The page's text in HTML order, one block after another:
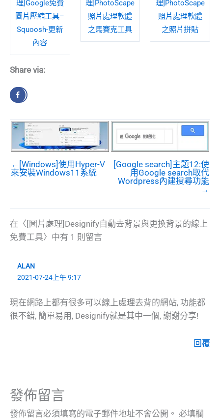
理]Google免費
圖片壓縮工具–
Squoosh-更新
內容
理]PhotoScape
照片處理軟體
之馬賽克工具
理]PhotoScape
照片處理軟體
之照片拼貼
Share via:
←[Windows]使用Hyper-V
來安裝Windows11系統
[Google search]主題12:使
用Google search取代
Wordpress內建搜尋功能
→
在〈[圖片處理]Designify自動去背景與更換背景的線上
免費工具〉中有 1 則留言
ALAN
2021-07-24上午 9:17
現在網路上都有很多可以線上處理去背的網站, 功能都
很不錯, 簡單易用, Designify就是其中一個, 謝謝分享!
回覆
發佈留言
發佈留言必須填寫的電子郵件地址不會公開。 必填欄